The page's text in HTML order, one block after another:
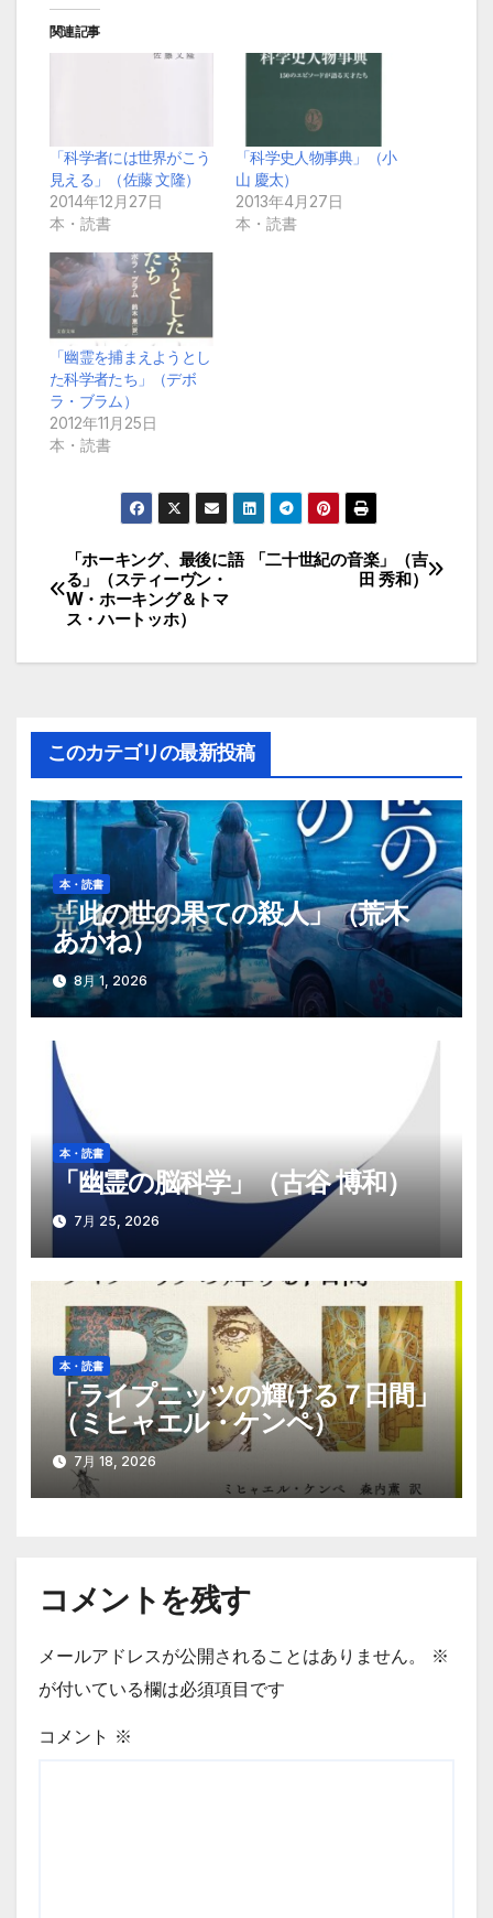
関連記事
「科学者には世界がこう
見える」（佐藤 文隆）
2014年12月27日
本・読書
「科学史人物事典」（小
山 慶太）
2013年4月27日
本・読書
「幽霊を捕まえようとし
た科学者たち」（デボ
ラ・ブラム）
2012年11月25日
本・読書
投
稿
ナ
ゲ
ー
シ
ョ
ン
「二十世紀の音楽」（吉
田 秀和）
「ホーキング、最後に語
る」（スティーヴン・
W・ホーキング＆トマ
ス・ハートッホ）
このカテゴリの最新投稿
本・読書
「此の世の果ての殺人」（荒木
あかね）
8月 1, 2026
本・読書
「幽霊の脳科学」（古谷 博和）
7月 25, 2026
本・読書
「ライプニッツの輝ける７日間」
（ミヒャエル・ケンペ）
7月 18, 2026
コメントを残す
メールアドレスが公開されることはありません。
※
が付いている欄は必須項目です
コメント ※